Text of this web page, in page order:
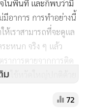
จในพื้นที่ และก็พบว่ามี
อาการ การทำอย่างนี้
ห้เราสามารถที่จะดูแล
ะหนก จริง ๆ แล้ว
าการตายจากการติด
าไข้หวัดใหญ่ปกติด้วย
เราจะไม่แก้ไข เพียง
ม
72